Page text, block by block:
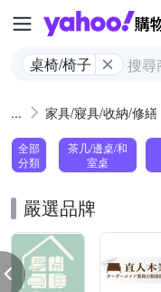
桌椅/椅子
家具/寢具/收納/修繕
全部
分類
茶几/邊桌/和
室桌
嚴選品牌